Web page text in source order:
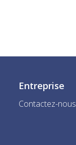
Entreprise
Contactez-nous